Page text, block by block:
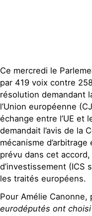
Ce mercredi le
par 419 voix contre
résolution demandant
l’Union européenne
échange entre l’UE et
demandait l’avis de la
mécanisme
prévu dans cet
d’investissement (ICS
les traités européens.
Pour Amélie Canonne,
eurodéputés ont